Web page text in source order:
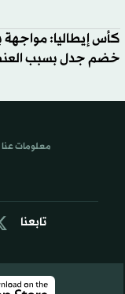
كأس إيطاليا:
خضم جدل بسبب
تابعنا
معلومات عنا